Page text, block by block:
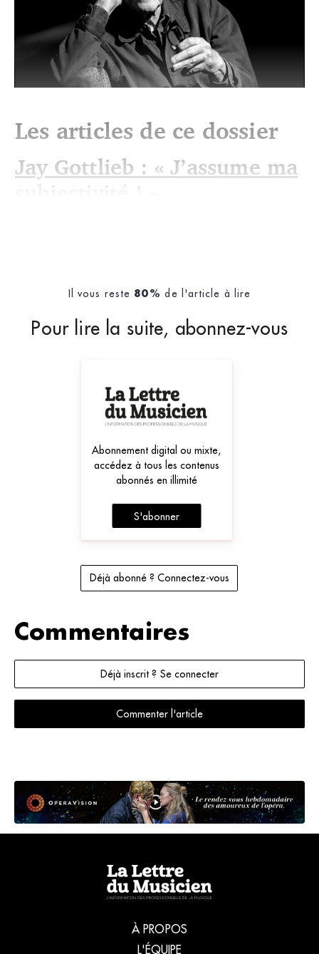
John Cage (University of Utah)
Les articles de ce dossier
Jay Gottlieb : « J’assume ma
Il vous reste 80% de l'article à lire
Pour lire la suite, abonnez-vous
Abonnement digital ou mixte,
accédez à tous les contenus
abonnés en illimité
S'abonner
Déjà abonné ? Connectez-vous
Commentaires
Déjà inscrit ? Se connecter
Commenter l'article
À PROPOS
L'ÉQUIPE